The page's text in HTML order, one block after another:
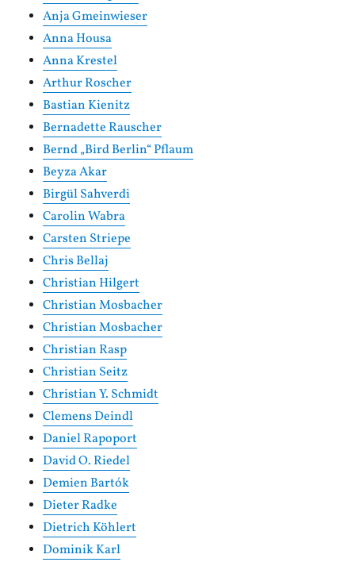
Anja Gmeinwieser
Anna Housa
Anna Krestel
Arthur Roscher
Bastian Kienitz
Bernadette Rauscher
Bernd „Bird Berlin“ Pflaum
Beyza Akar
Birgül Sahverdi
Carolin Wabra
Carsten Striepe
Chris Bellaj
Christian Hilgert
Christian Mosbacher
Christian Mosbacher
Christian Rasp
Christian Seitz
Christian Y. Schmidt
Clemens Deindl
Daniel Rapoport
David O. Riedel
Demien Bartók
Dieter Radke
Dietrich Köhlert
Dominik Karl